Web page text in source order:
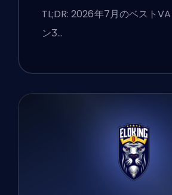
TL;DR: 2026年7月のベスト
ンӠ…